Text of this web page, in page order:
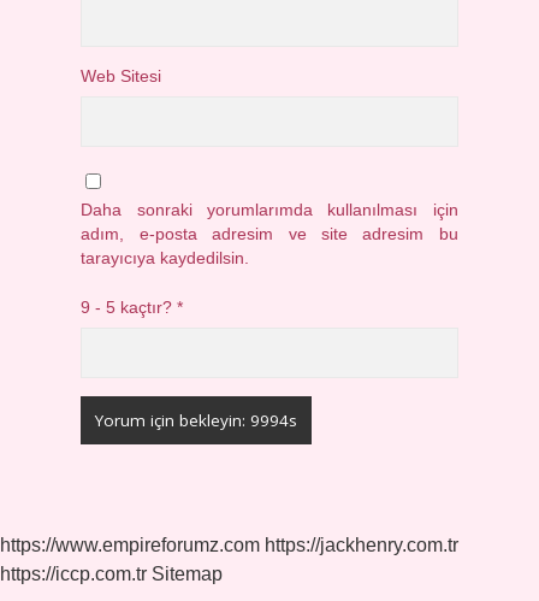
Web Sitesi
Daha sonraki yorumlarımda kullanılması için
adım, e-posta adresim ve site adresim bu
tarayıcıya kaydedilsin.
9 - 5 kaçtır?*
https://www.empireforumz.com https://jackhenry.com.tr
https://iccp.com.tr Sitemap